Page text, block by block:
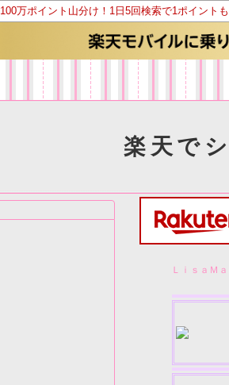
100万ポイント山分け！1日5回検索で1ポイント
楽天で
ＬｉｓａＭａ